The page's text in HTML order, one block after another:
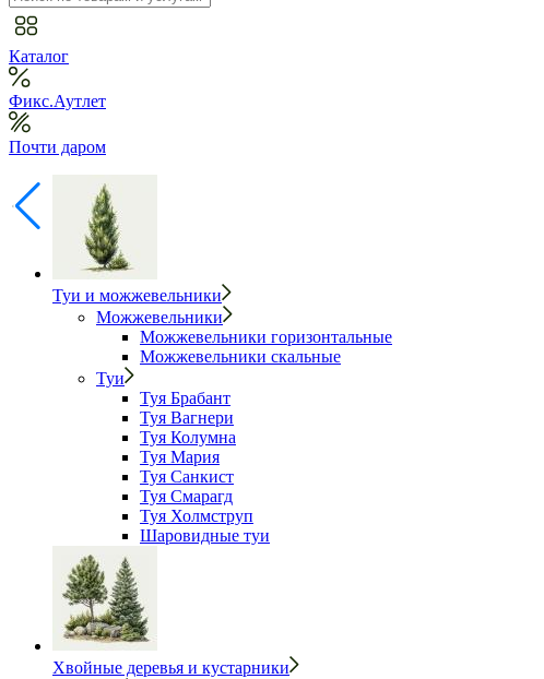
Каталог
Фикс.Аутлет
Почти даром
Туи и можжевельники
Можжевельники
Можжевельники горизонтальные
Можжевельники скальные
Туи
Туя Брабант
Туя Вагнери
Туя Колумна
Туя Мария
Туя Санкист
Туя Смарагд
Туя Холмструп
Шаровидные туи
Хвойные деревья и кустарники